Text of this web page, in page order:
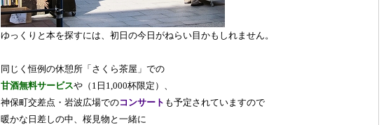
ゆっくりと本を探すには、初日の今日がねらい目かもしれません。
同じく恒例の休憩所「さくら茶屋」での
甘酒無料サービスや（1日1,000杯限定）、
神保町交差点・岩波広場でのコンサート も予定されていますので
暖かな日差しの中、桜見物と一緒に